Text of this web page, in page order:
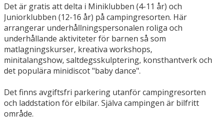
Det är gratis att delta i Miniklubben (4-11 år) och
Juniorklubben (12-16 år) på campingresorten. Här
arrangerar underhållningspersonalen roliga och
underhållande aktiviteter för barnen så som
matlagningskurser, kreativa workshops,
minitalangshow, saltdegsskulptering, konsthantverk och
det populära minidiscot "baby dance".
Det finns avgiftsfri parkering utanför campingresorten
och laddstation för elbilar. Själva campingen är bilfritt
område.